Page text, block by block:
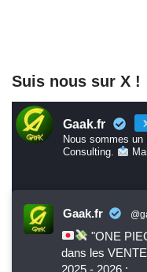
Suis nous sur X !
Gaak.fr
Nous sommes
Consulting.
Gaak.fr
"ONE
dans les
2025 - 2026 :